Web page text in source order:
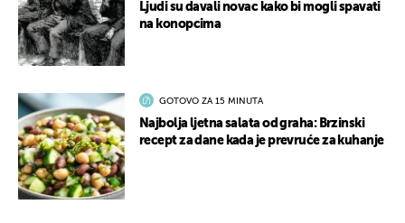
Ljudi su davali novac kako bi mogli spavati
na konopcima
GOTOVO ZA 15 MINUTA
Najbolja ljetna salata od graha: Brzinski
recept za dane kada je prevruće za kuhanje